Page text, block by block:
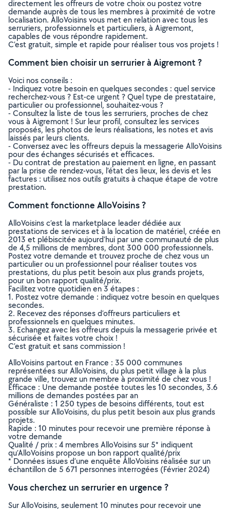
directement les offreurs de votre choix ou postez votre
demande auprès de tous les membres à proximité de votre
localisation. AlloVoisins vous met en relation avec tous les
serruriers, professionnels et particuliers, à Aigremont,
capables de vous répondre rapidement.
C’est gratuit, simple et rapide pour réaliser tous vos projets !
Comment bien choisir un serrurier à Aigremont ?
Voici nos conseils :
- Indiquez votre besoin en quelques secondes : quel service
recherchez-vous ? Est-ce urgent ? Quel type de prestataire,
particulier ou professionnel, souhaitez-vous ?
- Consultez la liste de tous les serruriers, proches de chez
vous à Aigremont ! Sur leur profil, consultez les services
proposés, les photos de leurs réalisations, les notes et avis
laissés par leurs clients.
- Conversez avec les offreurs depuis la messagerie AlloVoisins
pour des échanges sécurisés et efficaces.
- Du contrat de prestation au paiement en ligne, en passant
par la prise de rendez-vous, l’état des lieux, les devis et les
factures : utilisez nos outils gratuits à chaque étape de votre
prestation.
Comment fonctionne AlloVoisins ?
AlloVoisins c’est la marketplace leader dédiée aux
prestations de services et à la location de matériel, créée en
2013 et plébiscitée aujourd’hui par une communauté de plus
de 4,5 millions de membres, dont 300 000 professionnels.
Postez votre demande et trouvez proche de chez vous un
particulier ou un professionnel pour réaliser toutes vos
prestations, du plus petit besoin aux plus grands projets,
pour un bon rapport qualité/prix.
Facilitez votre quotidien en 3 étapes :
1. Postez votre demande : indiquez votre besoin en quelques
secondes.
2. Recevez des réponses d’offreurs particuliers et
professionnels en quelques minutes.
3. Echangez avec les offreurs depuis la messagerie privée et
sécurisée et faites votre choix !
C’est gratuit et sans commission !
AlloVoisins partout en France : 35 000 communes
représentées sur AlloVoisins, du plus petit village à la plus
grande ville, trouvez un membre à proximité de chez vous !
Efficace : Une demande postée toutes les 10 secondes, 3.6
millions de demandes postées par an
Généraliste : 1 250 types de besoins différents, tout est
possible sur AlloVoisins, du plus petit besoin aux plus grands
projets.
Rapide : 10 minutes pour recevoir une première réponse à
votre demande
Qualité / prix : 4 membres AlloVoisins sur 5* indiquent
qu’AlloVoisins propose un bon rapport qualité/prix
* Données issues d’une enquête AlloVoisins réalisée sur un
échantillon de 5 671 personnes interrogées (Février 2024)
Vous cherchez un serrurier en urgence ?
Sur AlloVoisins, seulement 10 minutes pour recevoir une